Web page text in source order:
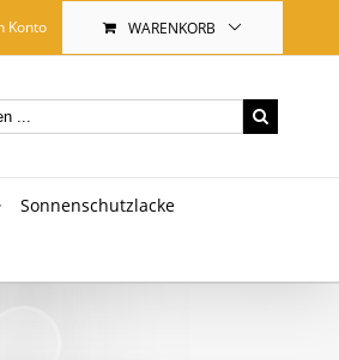
Konto WARENKORB
Sonnenschutzlacke